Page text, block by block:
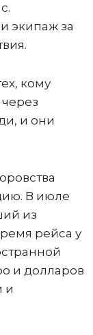
экипаж за
кому
и они
В июле
из
рейса у
и долларов
и